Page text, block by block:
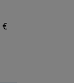
€